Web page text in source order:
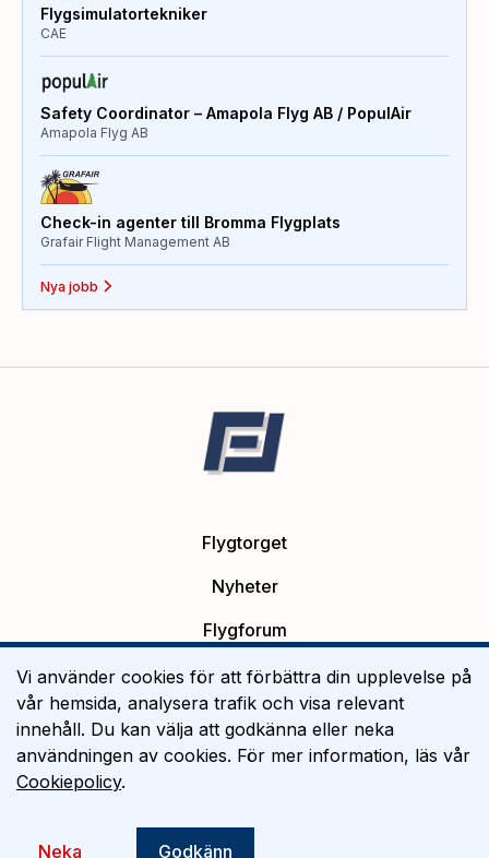
Flygsimulatortekniker
CAE
Safety Coordinator – Amapola Flyg AB / PopulAir
Amapola Flyg AB
Check-in agenter till Bromma Flygplats
Grafair Flight Management AB
Nya jobb
Flygtorget
Nyheter
Flygforum
Platsannonser
Flygutbildning
Om Flygtorget
Vi använder cookies för att förbättra din upplevelse på
vår hemsida, analysera trafik och visa relevant
innehåll. Du kan välja att godkänna eller neka
användningen av cookies. För mer information, läs vår
Cookiepolicy.
Neka Godkänn